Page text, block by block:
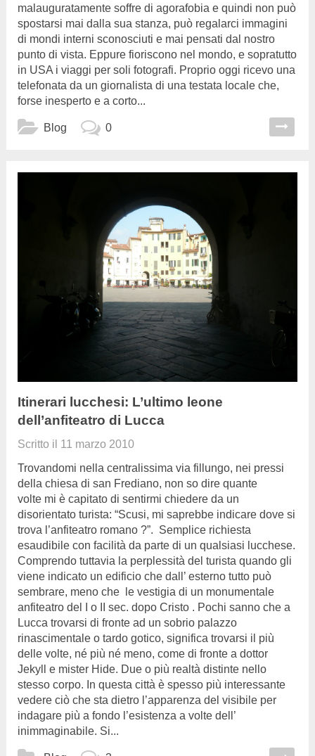
malauguratamente soffre di agorafobia e quindi non può
spostarsi mai dalla sua stanza, può regalarci immagini
di mondi interni sconosciuti e mai pensati dal nostro
punto di vista. Eppure fioriscono nel mondo, e sopratutto
in USA i viaggi per soli fotografi. Proprio oggi ricevo una
telefonata da un giornalista di una testata locale che,
forse inesperto e a corto...
Blog 0
Itinerari lucchesi: L’ultimo leone
dell’anfiteatro di Lucca
Scritto il 11 marzo 2010
Trovandomi nella centralissima via fillungo, nei pressi
della chiesa di san Frediano, non so dire quante
volte mi è capitato di sentirmi chiedere da un
disorientato turista: “Scusi, mi saprebbe indicare dove si
trova l’anfiteatro romano ?”. Semplice richiesta
esaudibile con facilità da parte di un qualsiasi lucchese.
Comprendo tuttavia la perplessità del turista quando gli
viene indicato un edificio che dall’ esterno tutto può
sembrare, meno che le vestigia di un monumentale
anfiteatro del I o II sec. dopo Cristo . Pochi sanno che a
Lucca trovarsi di fronte ad un sobrio palazzo
rinascimentale o tardo gotico, significa trovarsi il più
delle volte, né più né meno, come di fronte a dottor
Jekyll e mister Hide. Due o più realtà distinte nello
stesso corpo. In questa città è spesso più interessante
vedere ciò che sta dietro l’apparenza del visibile per
indagare più a fondo l’esistenza a volte dell’
inimmaginabile. Si...